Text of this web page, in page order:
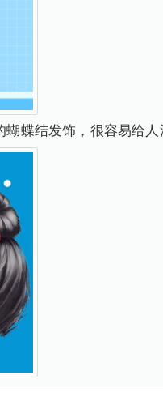
蝶结发饰，很容易给人